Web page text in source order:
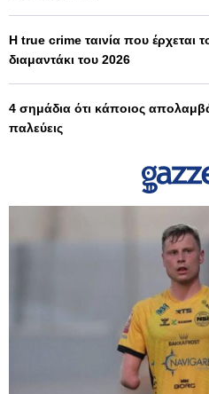
Η true crime ταινία που έρχεται
διαμαντάκι του 2026
4 σημάδια ότι κάποιος
παλεύεις